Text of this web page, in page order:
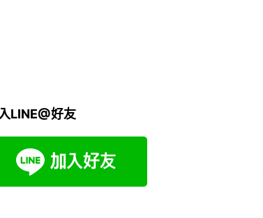
LINE@好友